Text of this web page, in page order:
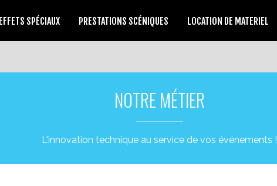
EFFETS SPÉCIAUX PRESTATIONS SCÉNIQUES LOCATION DE MATERIEL
NOTRE MÉTIER
L'innovation technique au service de vos événements !